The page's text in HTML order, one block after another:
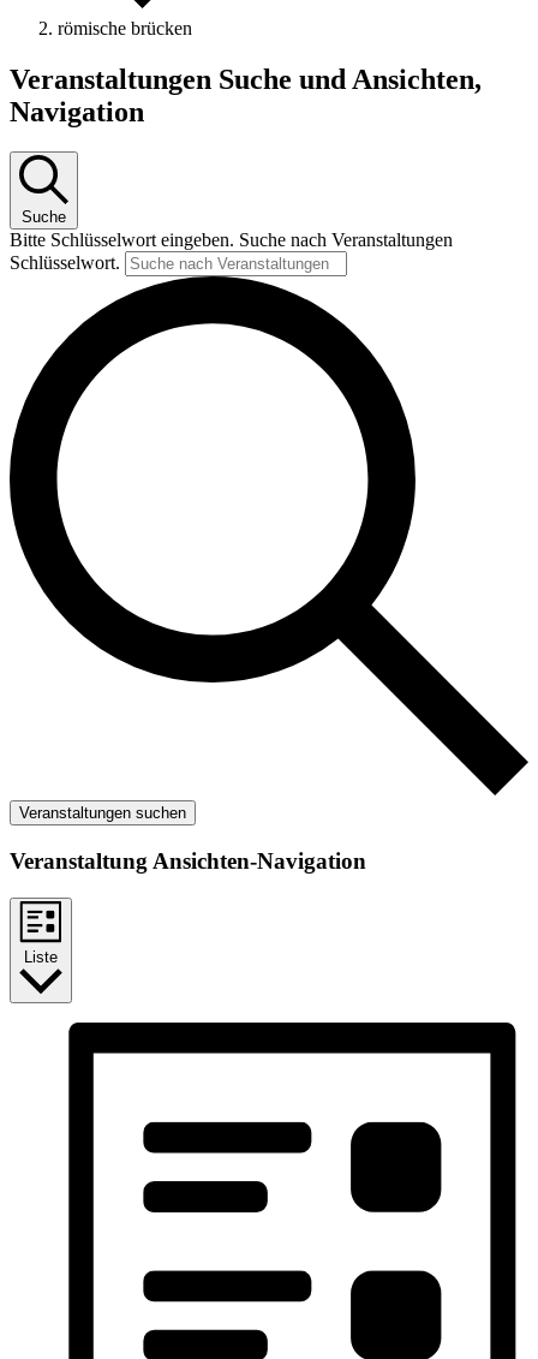
römische brücken
Veranstaltungen
Veranstaltungen Suche und Ansichten,
Navigation
Suche
Bitte Schlüsselwort eingeben. Suche nach Veranstaltungen
Schlüsselwort.
Veranstaltungen suchen
Veranstaltung Ansichten-Navigation
Liste